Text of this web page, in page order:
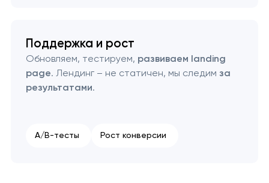
Поддержка и рост
Обновляем, тестируем, развиваем landing
page. Лендинг – не статичен, мы следим за
результатами.
A/B-тесты Рост конверсии